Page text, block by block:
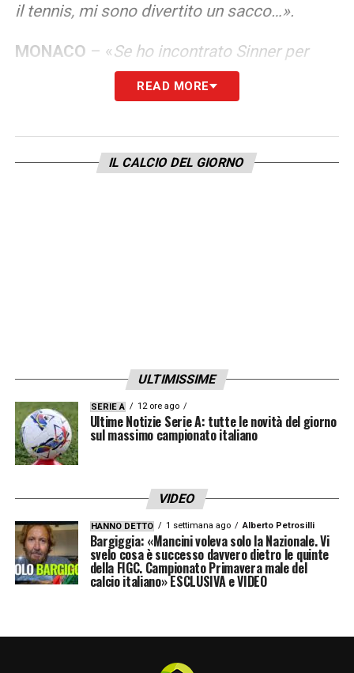
il tennis, mi sono divertito un sacco…».
MONACO – «Se ho incontrato Sinner per
trovare un posto al Monaco? No, Jannik è un
grande giocatore e un ottimo ragazzo
PREMIER LEAGUE – «C’era la Manica, il
mare di mezzo… mi mancavano i braccioli
READ MORE
IL CALCIO DEL GIORNO
ULTIMISSIME
SERIE A 12 ore ago
Ultime Notizie Serie A: tutte le novità del giorno
sul massimo campionato italiano
VIDEO
HANNO DETTO 1 settimana ago Alberto Petrosilli
Bargiggia: «Mancini voleva solo la Nazionale. Vi
svelo cosa è successo davvero dietro le quinte
della FIGC. Campionato Primavera male del
calcio italiano» ESCLUSIVA e VIDEO